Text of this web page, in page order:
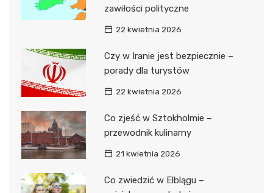
zawiłości polityczne
22 kwietnia 2026
Czy w Iranie jest bezpiecznie –
porady dla turystów
22 kwietnia 2026
Co zjeść w Sztokholmie –
przewodnik kulinarny
21 kwietnia 2026
Co zwiedzić w Elblągu –